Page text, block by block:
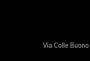
Via Colle